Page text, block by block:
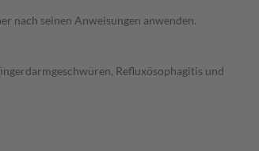
nach seinen Anweisungen anwenden.
Refluxösophagitis und